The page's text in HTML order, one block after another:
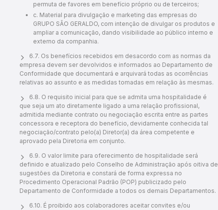
permuta de favores em benefício próprio ou de terceiros;
c. Material para divulgação e marketing das empresas do
GRUPO SÃO GERALDO, com intenção de divulgar os produtos e
ampliar a comunicação, dando visibilidade ao público interno e
externo da companhia.
6.7. Os benefícios recebidos em desacordo com as normas da
empresa devem ser devolvidos e informados ao Departamento de
Conformidade que documentará e arquivará todas as ocorrências
relativas ao assunto e as medidas tomadas em relação às mesmas.
6.8. O requisito inicial para que se admita uma hospitalidade é
que seja um ato diretamente ligado a uma relação profissional,
admitida mediante contrato ou negociação escrita entre as partes
concessora e receptora do benefício, devidamente conhecida tal
negociação/contrato pelo(a) Diretor(a) da área competente e
aprovado pela Diretoria em conjunto.
6.9. O valor limite para oferecimento de hospitalidade será
definido e atualizado pelo Conselho de Administração após oitiva de
sugestões da Diretoria e constará de forma expressa no
Procedimento Operacional Padrão (POP) publicizado pelo
Departamento de Conformidade a todos os demais Departamentos.
6.10. É proibido aos colaboradores aceitar convites e/ou